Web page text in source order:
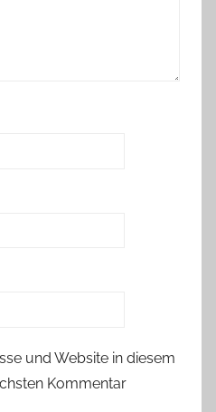
und Website in diesem
Kommentar